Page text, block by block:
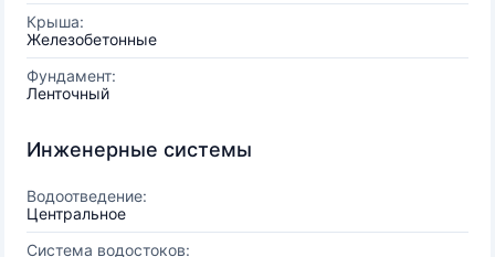
Крыша:
Железобетонные
Фундамент:
Ленточный
Инженерные системы
Водоотведение:
Центральное
Система водостоков: